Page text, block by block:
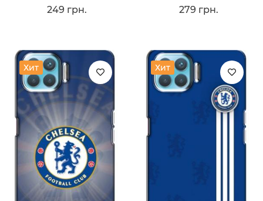
249 грн.
279 грн.
Хит Хит